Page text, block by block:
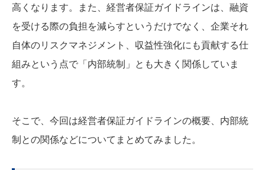
高くなります。また、経営者保証ガイドラインは、融資
を受ける際の負担を減らすというだけでなく、企業それ
自体のリスクマネジメント、収益性強化にも貢献する仕
組みという点で「内部統制」とも大きく関係していま
す。
そこで、今回は経営者保証ガイドラインの概要、内部統
制との関係などについてまとめてみました。